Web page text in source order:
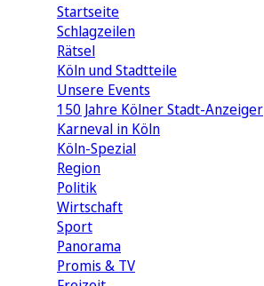
Startseite
Schlagzeilen
Rätsel
Köln und Stadtteile
Unsere Events
150 Jahre Kölner Stadt-Anzeiger
Karneval in Köln
Köln-Spezial
Region
Politik
Wirtschaft
Sport
Panorama
Promis & TV